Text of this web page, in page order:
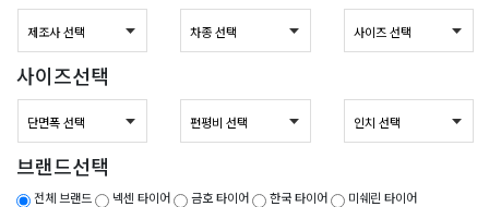
사이즈선택
브랜드선택
전체 브랜드 넥센 타이어 금호 타이어 한국 타이어 미쉐린 타이어